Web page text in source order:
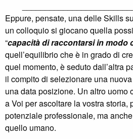
Eppure, pensate, una delle Skills
un colloquio si giocano quella
“capacità di raccontarsi in modo
quell’equilibrio che è in grado di
quel momento, è seduto dall’altra
il compito di selezionare una
una data posizione. Un altro uomo
a Voi per ascoltare la vostra storia,
potenziale professionale, ma
quello umano.